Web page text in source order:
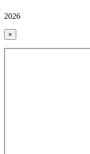
2026
×